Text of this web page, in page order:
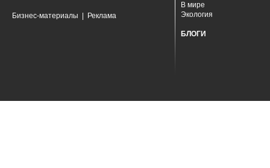
Бизнес-материалы Реклама
В мире
Экология
БЛОГИ